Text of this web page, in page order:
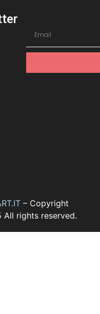
– Copyright
rights reserved.